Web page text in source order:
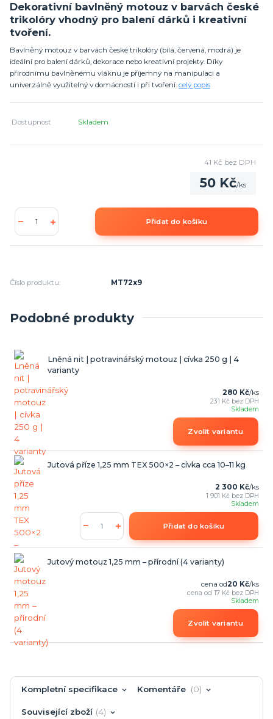
Dekorativní bavlněný motouz v barvách české
trikolóry vhodný pro balení dárků i kreativní
tvoření.
Bavlněný motouz v barvách české trikolóry (bílá, červená, modrá) je
ideální pro balení dárků, dekorace nebo kreativní projekty. Díky
přírodnímu bavlněnému vláknu je příjemný na manipulaci a
univerzálně využitelný v domácnosti i při tvoření. celý popis
Dostupnost Skladem
50 Kč/ks
41 Kč bez DPH
Přidat do košíku
Číslo produktu: MT72x9
Podobné produkty
Lněná nit | potravinářský motouz | cívka 250 g | 4
varianty
280 Kč/ks
231 Kč bez DPH
Skladem
Zvolit variantu
Jutová příze 1,25 mm TEX 500×2 – cívka cca 10–11 kg
2 300 Kč/ks
1 901 Kč bez DPH
Skladem
Přidat do košíku
Jutový motouz 1,25 mm – přírodní (4 varianty)
cena od20 Kč/ks
cena od 17 Kč bez DPH
Skladem
Zvolit variantu
Kompletní specifikace Komentáře 0
Související zboží 4